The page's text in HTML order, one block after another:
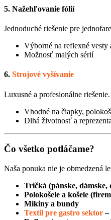
5. Nažehľovanie fólií
Jednoduché riešenie pre
Výborné na reflexné vesty
Možnosť malých sérií
6. Strojové vyšívanie
Luxusné a profesionálne riešenie.
Vhodné na čiapky,
Dlhá životnosť a
Čo všetko potláčame?
Naša ponuka nie je obmedzená
Tričká (pánske, dámske,
Polokošele a košele
Mikiny a bundy
Textil pre gastro sektor–